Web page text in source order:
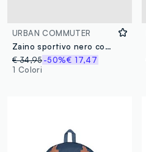
URBAN COMMUTER
Zaino sportivo nero con spallacci regolabili
€ 34,95-50%€ 17,47
1 Colori